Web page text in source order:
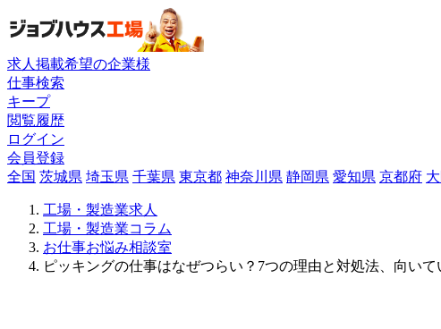
求人掲載希望の企業様
仕事検索
キープ
閲覧履歴
ログイン
会員登録
全国 茨城県 埼玉県 千葉県 東京都 神奈川県 静岡県 愛知県 京都府
工場・製造業求人
工場・製造業コラム
お仕事お悩み相談室
ピッキングの仕事はなぜつらい？7つの理由と対処法、向い